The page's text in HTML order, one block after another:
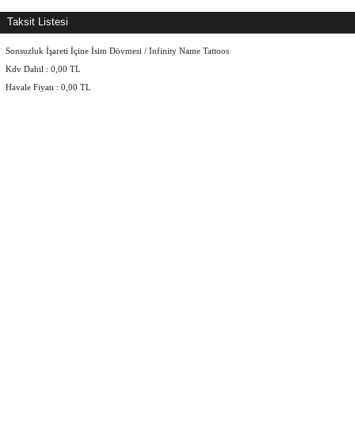
Taksit Listesi
Sonsuzluk İşareti İçine İsim Dövmesi / Infinity Name Tattoos
Kdv Dahil : 0,00 TL
Havale Fiyatı : 0,00 TL